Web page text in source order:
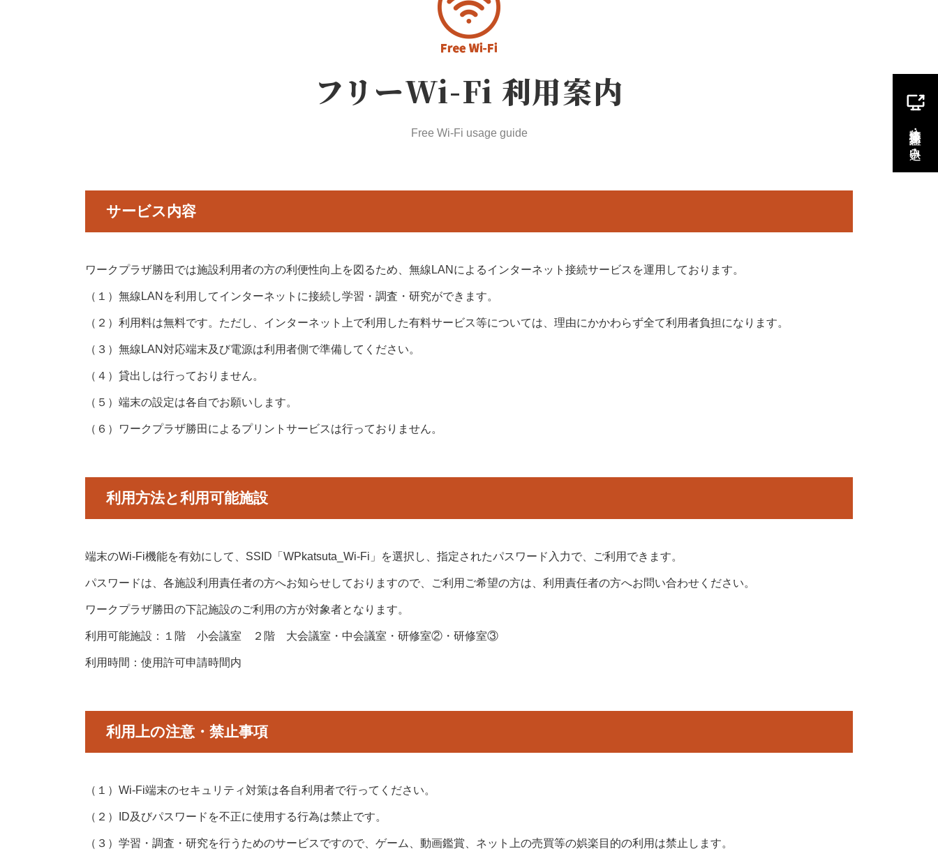
アクセス
施設空き情報 Vacancy
体験事業・講座お申込み Application
ホーム
フリーWi-Fi 利用案内
Free Wi-Fi usage guide
サービス内容
ワークプラザ勝田では施設利用者の方の利便性向上を図るため、無線LANによるインターネット接続サービスを運用しております。
（１）無線LANを利用してインターネットに接続し学習・調査・研究ができます。
（２）利用料は無料です。ただし、インターネット上で利用した有料サービス等については、理由にかかわらず全て利用者負担になります。
（３）無線LAN対応端末及び電源は利用者側で準備してください。
（４）貸出しは行っておりません。
（５）端末の設定は各自でお願いします。
（６）ワークプラザ勝田によるプリントサービスは行っておりません。
利用方法と利用可能施設
端末のWi-Fi機能を有効にして、SSID「WPkatsuta_Wi-Fi」を選択し、指定されたパスワード入力で、ご利用できます。
パスワードは、各施設利用責任者の方へお知らせしておりますので、ご利用ご希望の方は、利用責任者の方へお問い合わせください。
ワークプラザ勝田の下記施設のご利用の方が対象者となります。
利用可能施設：１階 小会議室 ２階 大会議室・中会議室・研修室②・研修室③
利用時間：使用許可申請時間内
利用上の注意・禁止事項
（１）Wi-Fi端末のセキュリティ対策は各自利用者で行ってください。
（２）ID及びパスワードを不正に使用する行為は禁止です。
（３）学習・調査・研究を行うためのサービスですので、ゲーム、動画鑑賞、ネット上の売買等の娯楽目的の利用は禁止します。